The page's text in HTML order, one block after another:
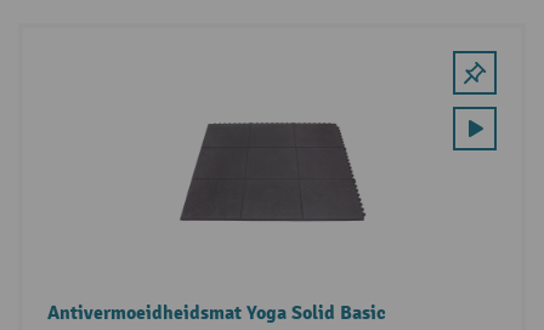
Antivermoeidheidsmat Yoga Solid Basic